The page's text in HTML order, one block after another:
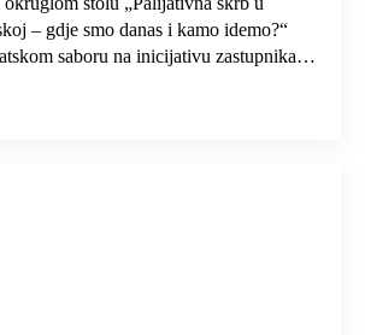
– gdje smo danas i kamo idemo?“
saboru na inicijativu zastupnika…